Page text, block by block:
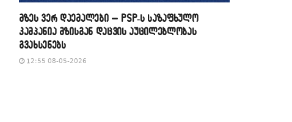
მზეს ვერ დაემალები – PSP-ს საზაფხულო
კამპანია მზისგან დაცვის აუცილებლობას
გვახსენებს
12:55 08-05-2026